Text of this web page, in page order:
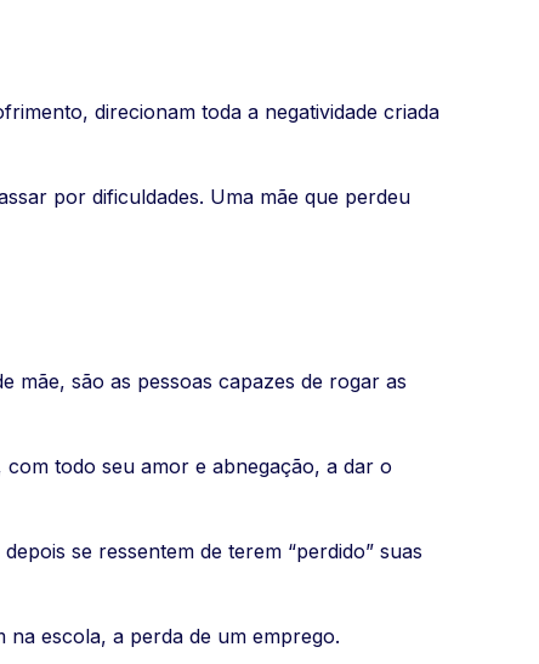
direcionam toda a negatividade criada
por dificuldades. Uma mãe que perdeu
mãe, são as pessoas capazes de rogar as
todo seu amor e abnegação, a dar o
se ressentem de terem “perdido” suas
escola, a perda de um emprego.